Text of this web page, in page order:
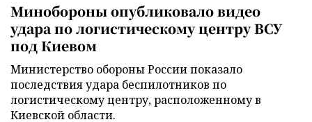
Минобороны опубликовало видео
удара по логистическому центру ВСУ
под Киевом
Министерство обороны России показало
последствия удара беспилотников по
логистическому центру, расположенному в
Киевской области.